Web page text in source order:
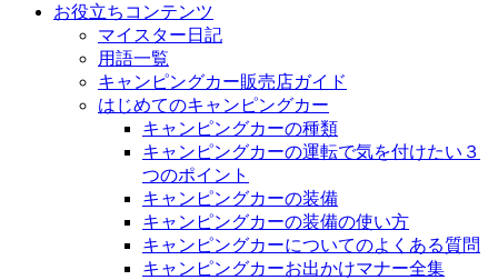
お役立ちコンテンツ
マイスター日記
用語一覧
キャンピングカー販売店ガイド
はじめてのキャンピングカー
キャンピングカーの種類
キャンピングカーの運転で気を付けたい３
つのポイント
キャンピングカーの装備
キャンピングカーの装備の使い方
キャンピングカーについてのよくある質問
キャンピングカーお出かけマナー全集